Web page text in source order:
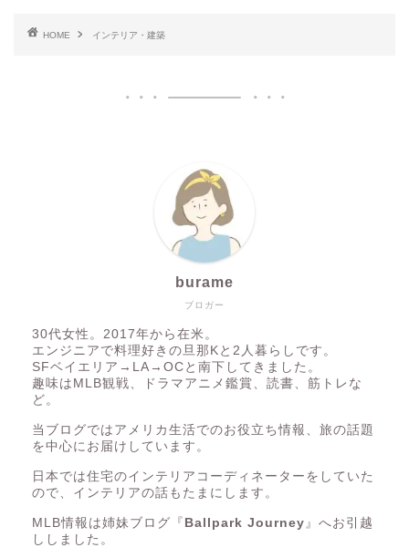
HOME インテリア・建築
ブロガー
burame
30代女性。2017年から在米。
エンジニアで料理好きの旦那Kと2人暮らしです。
SFベイエリア→LA→OCと南下してきました。
趣味はMLB観戦、ドラマアニメ鑑賞、読書、筋トレな
ど。
当ブログではアメリカ生活でのお役立ち情報、旅の話題
を中心にお届けしています。
日本では住宅のインテリアコーディネーターをしていた
ので、インテリアの話もたまにします。
MLB情報は姉妹ブログ『 Ballpark Journey 』へお引越
ししました。